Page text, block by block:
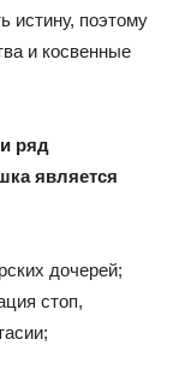
истину, поэтому
и косвенные
ряд
является
дочерей;
стоп,